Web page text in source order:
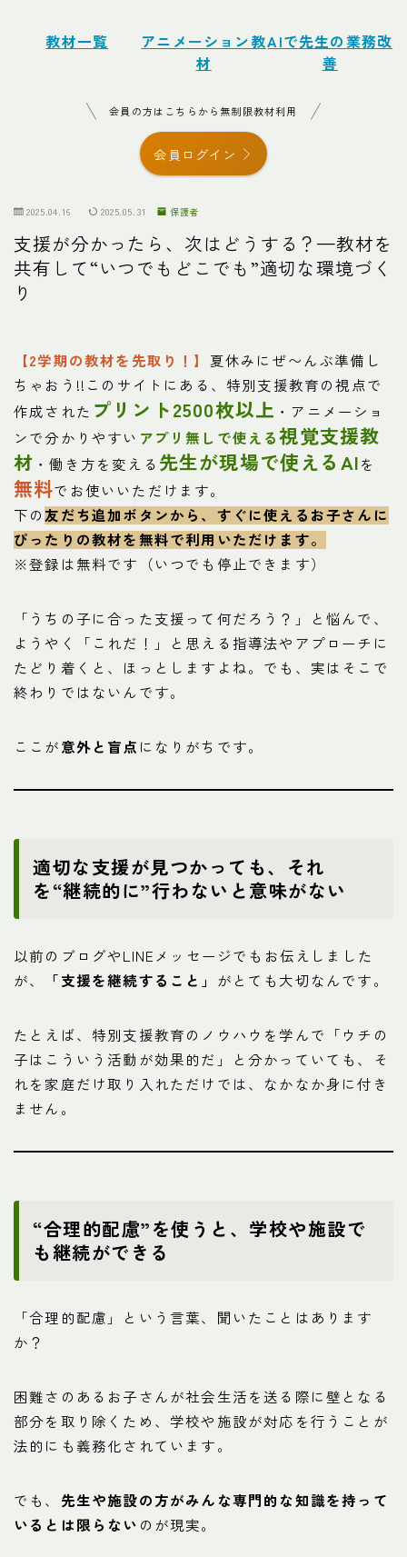
教材一覧
アニメーション教
材
AIで先生の業務改
善
会員の方はこちらから無制限教材利用
会員ログイン
2025.04.16 2025.05.31 保護者
支援が分かったら、次はどうする？—教材を
共有して“いつでもどこでも”適切な環境づく
り
【2学期の教材を先取り！】 夏休みにぜ〜んぶ準備し
ちゃおう!!このサイトにある、特別支援教育の視点で
作成された プリント2500枚以上 ・アニメーショ
ンで分かりやすい アプリ無しで使える視覚支援教
材 ・働き方を変える 先生が現場で使えるAIを
無料でお使いいただけます。
下の友だち追加ボタンから、すぐに使えるお子さんに
ぴったりの教材を無料で利用いただけます。
※登録は無料です（いつでも停止できます）
「うちの子に合った支援って何だろう？」と悩んで、
ようやく「これだ！」と思える指導法やアプローチに
たどり着くと、ほっとしますよね。でも、実はそこで
終わりではないんです。
ここが意外と盲点 になりがちです。
適切な支援が見つかっても、それ
を“継続的に”行わないと意味がない
以前のブログやLINEメッセージでもお伝えしました
が、
「支援を継続すること」 がとても大切なんです。
たとえば、特別支援教育のノウハウを学んで「ウチの
子はこういう活動が効果的だ」と分かっていても、そ
れを家庭だけ取り入れただけでは、なかなか身に付き
ません。
“合理的配慮”を使うと、学校や施設で
も継続ができる
「合理的配慮」という言葉、聞いたことはあります
か？
困難さのあるお子さんが社会生活を送る際に壁となる
部分を取り除くため、学校や施設が対応を行うことが
法的にも義務化されています。
でも、 先生や施設の方がみんな専門的な知識を持って
いるとは限らない のが現実。